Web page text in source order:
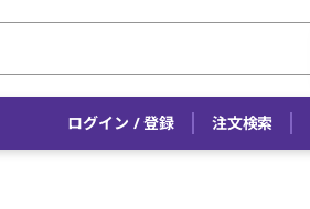
ログイン / 登録 注文検索